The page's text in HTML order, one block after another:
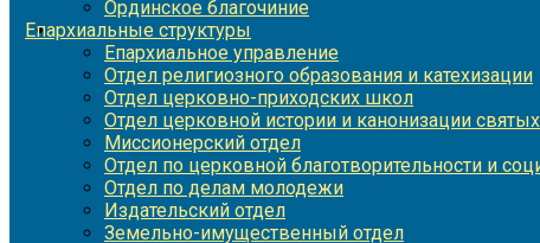
Ординское благочиние
Епархиальные структуры
Епархиальное управление
Отдел религиозного образования и катехизации
Отдел церковно-приходских школ
Отдел церковной истории и канонизации святых
Миссионерский отдел
Отдел по церковной благотворительности и
Отдел по делам молодежи
Издательский отдел
Земельно-имущественный отдел